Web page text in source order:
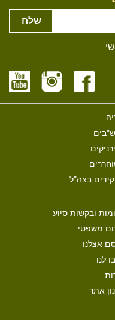
שלח
בצה"ל
ובקשות סיוע
משפטי
אצלנו
לנו
אתר